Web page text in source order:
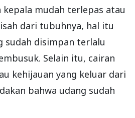
kepala mudah terlepas atau
dari tubuhnya, hal itu
sudah disimpan terlalu
Selain itu, cairan
kehijauan yang keluar dari
bahwa udang sudah